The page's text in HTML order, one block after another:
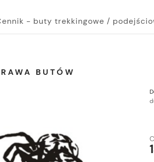
- buty trekkingowe /
BUTÓW